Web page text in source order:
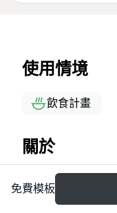
使用情境
飲食計畫
關於
火锅蘸酱模板是一
维导图，覆盖了灵
免費模板